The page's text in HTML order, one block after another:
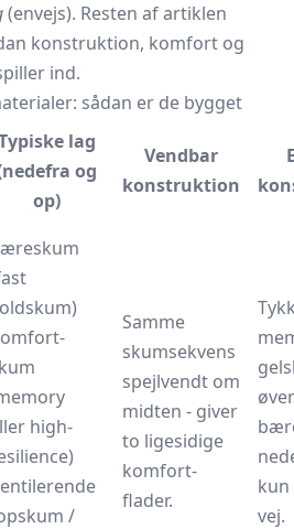
(envejs). Resten af artiklen
konstruktion, komfort og
ind.
sådan er de bygget
lag
og
op)
Vendbar
konstruktion
high-
/
Samme
skum­sekvens
spejlvendt om
midten - giver
to ligesidige
komfort­
flader.
kun
vej.